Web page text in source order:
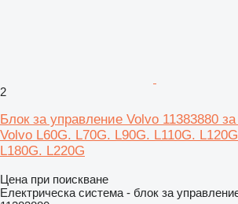
2
Блок за управление Volvo 11383880
Volvo L60G. L70G. L90G. L110G.
L180G. L220G
Цена при поискване
Електрическа система - блок за